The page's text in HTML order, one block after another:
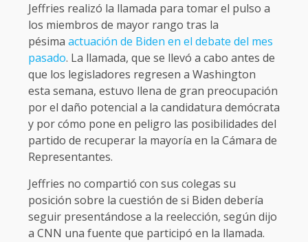
Jeffries realizó la llamada para tomar el pulso a
los miembros de mayor rango tras la
pésima actuación de Biden en el debate del mes
pasado. La llamada, que se llevó a cabo antes de
que los legisladores regresen a Washington
esta semana, estuvo llena de gran preocupación
por el daño potencial a la candidatura demócrata
y por cómo pone en peligro las posibilidades del
partido de recuperar la mayoría en la Cámara de
Representantes.
Jeffries no compartió con sus colegas su
posición sobre la cuestión de si Biden debería
seguir presentándose a la reelección, según dijo
a CNN una fuente que participó en la llamada.